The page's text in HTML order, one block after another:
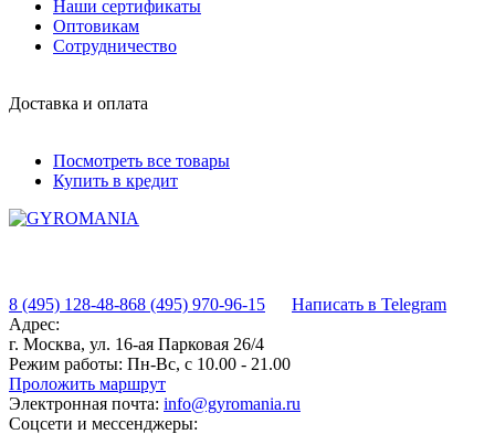
Наши сертификаты
Оптовикам
Сотрудничество
Доставка и оплата
Посмотреть все товары
Купить в кредит
8 (495) 128-48-868 (495) 970-96-15
Написать в Telegram
Адрес:
г. Москва, ул. 16-ая Парковая 26/4
Режим работы: Пн-Вс, с 10.00 - 21.00
Проложить маршрут
Электронная почта: info@gyromania.ru
Соцсети и мессенджеры: